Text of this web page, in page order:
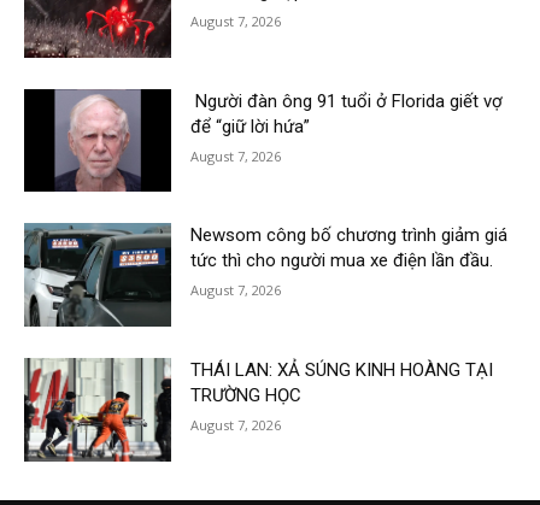
August 7, 2026
Người đàn ông 91 tuổi ở Florida giết vợ
để “giữ lời hứa”
August 7, 2026
Newsom công bố chương trình giảm giá
tức thì cho người mua xe điện lần đầu.
August 7, 2026
THÁI LAN: XẢ SÚNG KINH HOÀNG TẠI
TRƯỜNG HỌC
August 7, 2026